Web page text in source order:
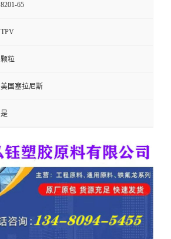
8201-65
TPV
颗粒
美国塞拉尼斯
是